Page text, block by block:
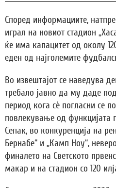
Според информациите,
играл на новиот стадион
ќе има капацитет од околу
еден од најголемите
Во извештајот се наведува
требало јавно да му даде
период кога сè погласни се
повлекување од функцијата
Сепак, во конкуренција на
Бернабе“ и „Камп Ноу“,
финалето на Светското
макар и на стадион со 120